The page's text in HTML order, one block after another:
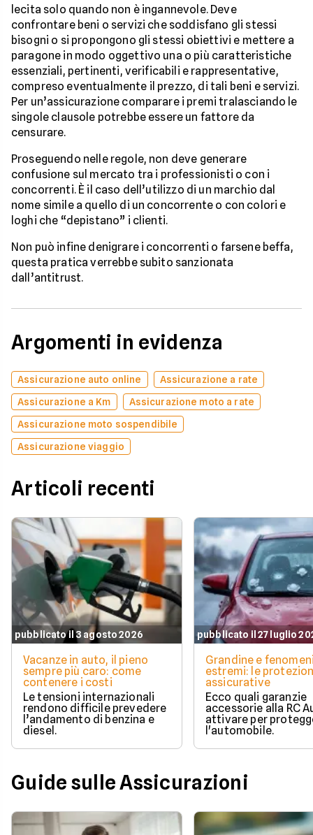
lecita solo quando non è ingannevole. Deve
confrontare beni o servizi che soddisfano gli stessi
bisogni o si propongono gli stessi obiettivi e mettere a
paragone in modo oggettivo una o più caratteristiche
essenziali, pertinenti, verificabili e rappresentative,
compreso eventualmente il prezzo, di tali beni e servizi.
Per un’assicurazione comparare i premi tralasciando le
singole clausole potrebbe essere un fattore da
censurare.
Proseguendo nelle regole, non deve generare
confusione sul mercato tra i professionisti o con i
concorrenti. È il caso dell’utilizzo di un marchio dal
nome simile a quello di un concorrente o con colori e
loghi che “depistano” i clienti.
Non può infine denigrare i concorrenti o farsene beffa,
questa pratica verrebbe subito sanzionata
dall’antitrust.
Argomenti in evidenza
Assicurazione auto online
Assicurazione a rate
Assicurazione a Km
Assicurazione moto a rate
Assicurazione moto sospendibile
Assicurazione viaggio
Articoli recenti
pubblicato il 3 agosto 2026
Vacanze in auto, il pieno
sempre più caro: come
contenere i costi
Le tensioni internazionali
rendono difficile prevedere
l’andamento di benzina e
diesel.
pubblicato il 27 luglio
Grandine e
estremi: le
assicurative
Ecco quali garanzie
accessorie alla RC
attivare per
l'automobile.
Guide sulle Assicurazioni